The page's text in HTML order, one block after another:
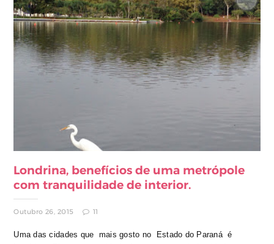
Londrina, benefícios de uma metrópole
com tranquilidade de interior.
Outubro 26, 2015 11
Uma das cidades que mais gosto no Estado do Paraná é